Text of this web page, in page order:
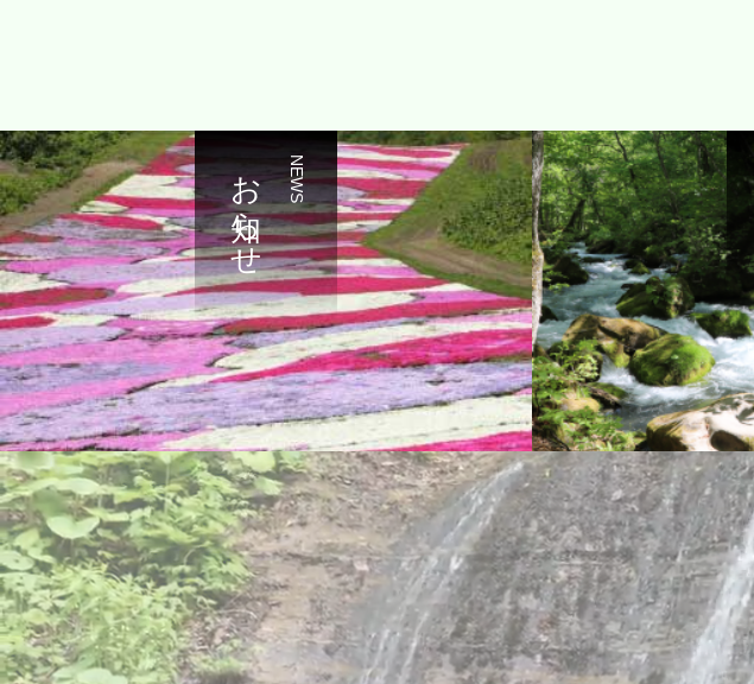
NEWS
お知らせ